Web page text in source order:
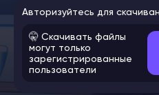
Авторизуйтесь для
🤫 Скачивать файлы
могут только
зарегистрированные
пользователи